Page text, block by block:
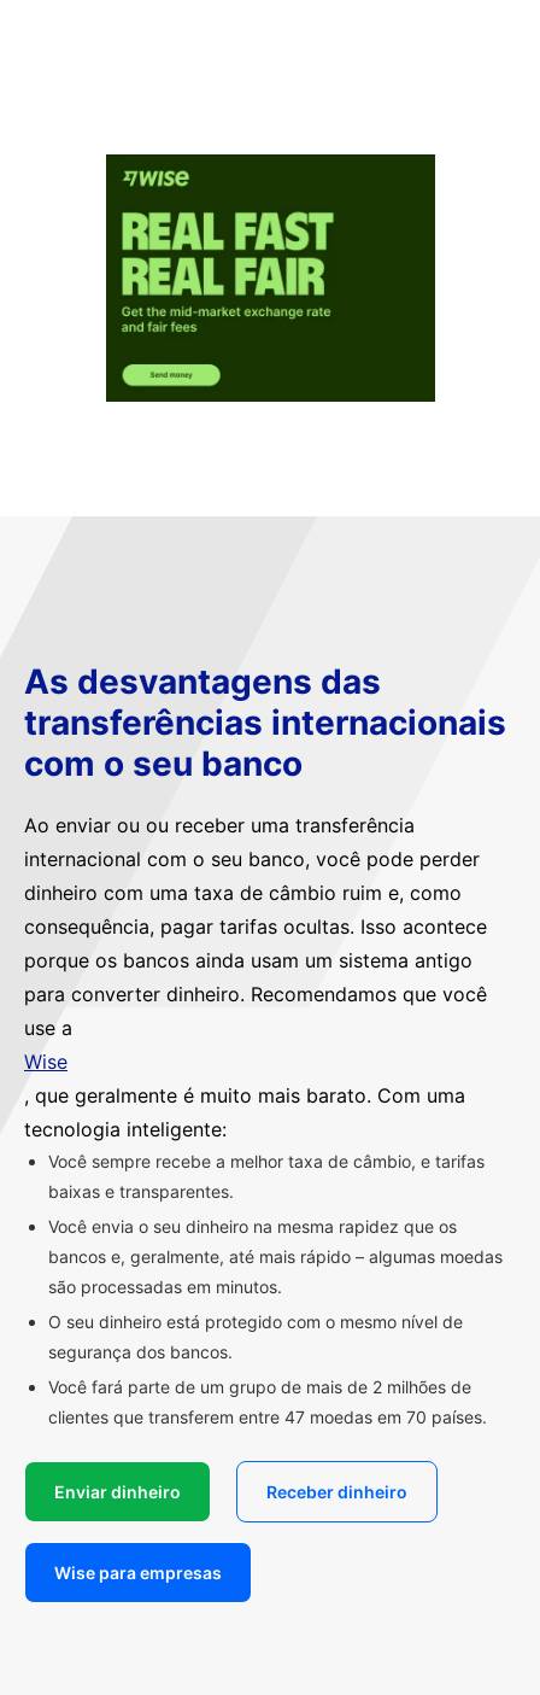
As desvantagens das
transferências internacionais
com o seu banco
Ao enviar ou ou receber uma transferência
internacional com o seu banco, você pode perder
dinheiro com uma taxa de câmbio ruim e, como
consequência, pagar tarifas ocultas. Isso acontece
porque os bancos ainda usam um sistema antigo
para converter dinheiro. Recomendamos que você
use a
Wise
, que geralmente é muito mais barato. Com uma
tecnologia inteligente:
Você sempre recebe a melhor taxa de câmbio, e tarifas
baixas e transparentes.
Você envia o seu dinheiro na mesma rapidez que os
bancos e, geralmente, até mais rápido – algumas moedas
são processadas em minutos.
O seu dinheiro está protegido com o mesmo nível de
segurança dos bancos.
Você fará parte de um grupo de mais de 2 milhões de
clientes que transferem entre 47 moedas em 70 países.
Enviar dinheiro Receber dinheiro
Wise para empresas